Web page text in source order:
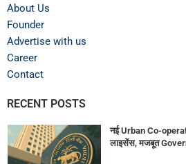
About Us
Founder
Advertise with us
Career
Contact
RECENT POSTS
नई Urban Co-
लाइसेंस, मजबूत